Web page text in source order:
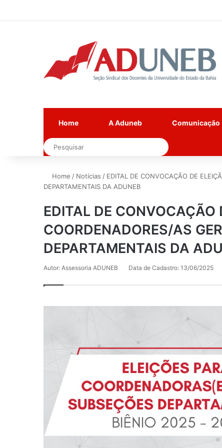
Home A Aduneb Comunicação
Pesquisar
Home / Notícias / EDITAL DE CONVOCAÇÃO DE
DEPARTAMENTAIS DA ADUNEB
EDITAL DE CONVOCAÇÃO
COORDENADORES/AS
DEPARTAMENTAIS DA
Autor: Assessoria ADUNEB Data de Cadastro: 13/06/2025